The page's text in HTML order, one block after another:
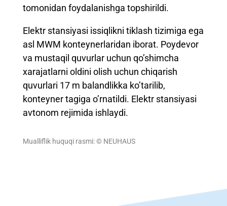
tomonidan foydalanishga topshirildi.
Elektr stansiyasi issiqlikni tiklash tizimiga ega
asl MWM konteynerlaridan iborat. Poydevor
va mustaqil quvurlar uchun qo’shimcha
xarajatlarni oldini olish uchun chiqarish
quvurlari 17 m balandlikka ko’tarilib,
konteyner tagiga o’rnatildi. Elektr stansiyasi
avtonom rejimida ishlaydi.
Mualliflik huquqi rasmi: © NEUHAUS